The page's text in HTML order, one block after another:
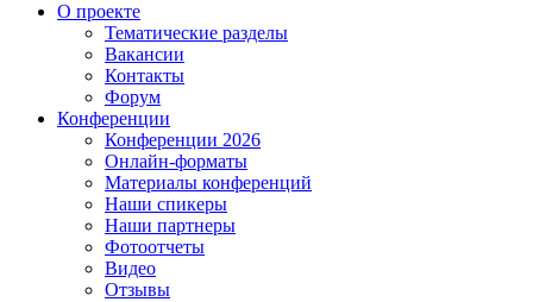
О проекте
Тематические разделы
Вакансии
Контакты
Форум
Конференции
Конференции 2026
Онлайн-форматы
Материалы конференций
Наши спикеры
Наши партнеры
Фотоотчеты
Видео
Отзывы